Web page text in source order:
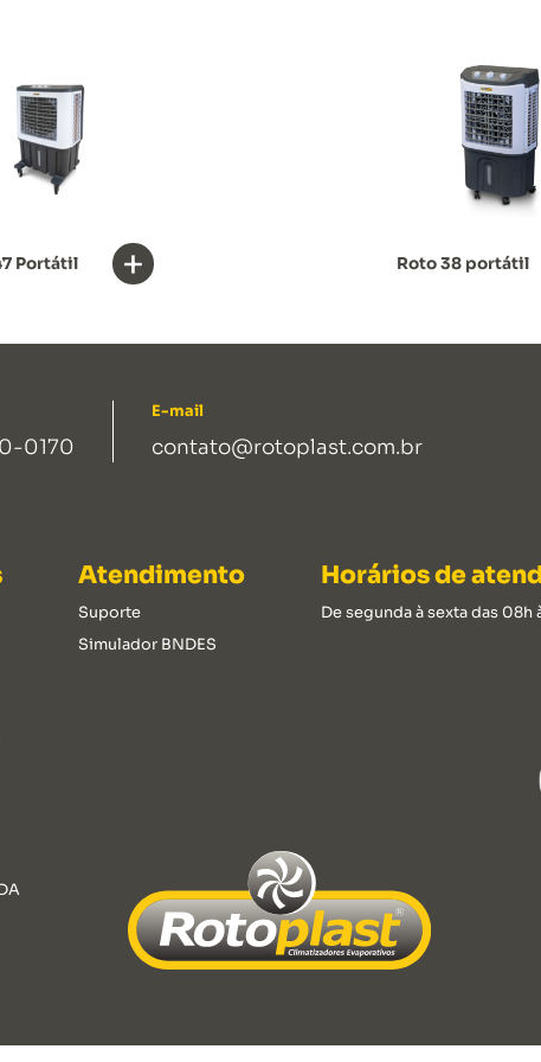
Portátil + Roto 38 portátil
0170
E-mail
contato@rotoplast.com.br
Atendimento
Suporte
Simulador BNDES
Horários de
De segunda à sexta das 08h